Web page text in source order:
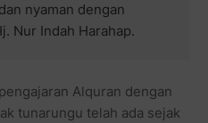
nyaman dengan
Nur Indah Harahap.
Alquran dengan
tunarungu telah ada sejak